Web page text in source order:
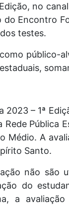
no
do Encontro
testes.
público-
2023 – 1ª
Pública
Médio. A
Santo.
não são
do
a